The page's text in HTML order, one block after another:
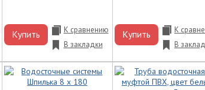
Купить
К сравнению
В закладки
Купить
К
В